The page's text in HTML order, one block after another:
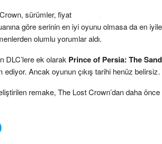
göre serinin en iyi oyunu olmasa da en
olumlu yorumlar aldı.
DLC’lere ek olarak Prince of Persia: The
ediyor. Ancak oyunun çıkış tarihi henüz belirsiz.
remake, The Lost Crown’dan daha